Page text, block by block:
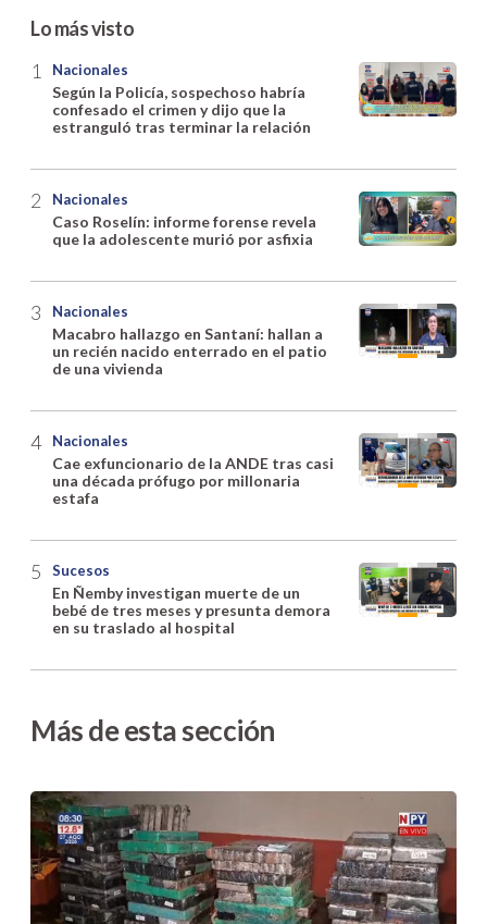
Lo más visto
Nacionales
Según la Policía, sospechoso habría
confesado el crimen y dijo que la
estranguló tras terminar la relación
Nacionales
Caso Roselín: informe forense revela
que la adolescente murió por asfixia
Nacionales
Macabro hallazgo en Santaní: hallan a
un recién nacido enterrado en el patio
de una vivienda
Nacionales
Cae exfuncionario de la ANDE tras casi
una década prófugo por millonaria
estafa
Sucesos
En Ñemby investigan muerte de un
bebé de tres meses y presunta demora
en su traslado al hospital
Más de esta sección